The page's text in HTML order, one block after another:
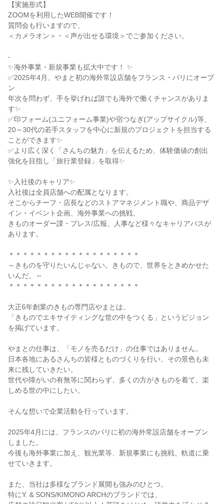
【実施形式】
ZOOMを利用したWEB開催です！
質問会も行いますので、
＜カメラオン＞・＜声が出せる環境＞でご参加ください。
-
✨海外事業・新規事業も拡大中です！ ✨
✅2025年4月、やまと初の海外常設店舗をフランス・パリにオープ
ン
年次を問わず、手を挙げれば誰でも海外で働くチャンスがありま
す✨
✅印フォーム(ユニフォーム事業)や宿つなぎ(アップサイクル)等、
20～30代の若手スタッフを中心に新規のプロジェクトを担当する
ことができます✨
✅より広く深く「さんちの魅力」を伝えるため、体験価値の創出
強化を目指し「旅行業登録」を取得✨
✨入社後のキャリア✨
入社後は全員店舗への配属となります。
そこからチーフ・店長などのストアマネジメント職や、商品デザ
イン・イベント企画、海外事業への挑戦、
きものオーダー課・プレス/広報、人事など様々なキャリアパスが
あります。
＊＊＊＊＊＊＊＊＊＊＊＊＊＊＊＊＊＊＊
～きものを守りたいんじゃない。きもので、世界をときめかせた
いんだ。～
＊＊＊＊＊＊＊＊＊＊＊＊＊＊＊＊＊＊＊
大正6年創業のきもの専門店やまとは、
「きものでエキサイティングな世の中をつくる」というビジョン
を掲げています。
やまとの仕事は、「モノを売るだけ」の仕事ではありません。
日本各地にあるさんちの皆様とものづくりを行い、その景色も未
来に残していきたい。
世代や障がいの有無等に関わらず、多くの方がきものを着て、楽
しめる世の中にしたい。
そんな想いで企業活動を行っています。
2025年4月には、フランスのパリに初の海外常設店舗をオープン
しました。
今後も海外事業に加え、観光業等、新規事業にも挑戦、軌道に乗
せていきます。
また、当社は多様なブランド展開も強みのひとつ。
特にY. & SONS/KIMONO ARCHのブランドでは、